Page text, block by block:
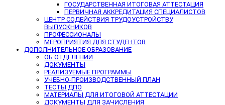
ГОСУДАРСТВЕННАЯ ИТОГОВАЯ АТТЕСТАЦИЯ
ПЕРВИЧНАЯ АККРЕДИТАЦИЯ СПЕЦИАЛИСТОВ
ЦЕНТР СОДЕЙСТВИЯ ТРУДОУСТРОЙСТВУ
ВЫПУСКНИКОВ
ПРОФЕССИОНАЛЫ
МЕРОПРИЯТИЯ ДЛЯ СТУДЕНТОВ
ДОПОЛНИТЕЛЬНОЕ ОБРАЗОВАНИЕ
ОБ ОТДЕЛЕНИИ
ДОКУМЕНТЫ
РЕАЛИЗУЕМЫЕ ПРОГРАММЫ
УЧЕБНО-ПРОИЗВОДСТВЕННЫЙ ПЛАН
ТЕСТЫ ДПО
МАТЕРИАЛЫ ДЛЯ ИТОГОВОЙ АТТЕСТАЦИИ
ДОКУМЕНТЫ ДЛЯ ЗАЧИСЛЕНИЯ